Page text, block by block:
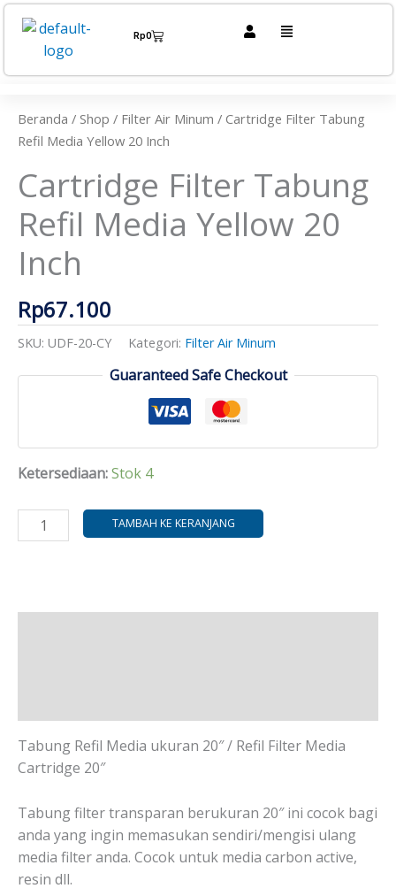
Lewati
konten
Rp0Cart Menu
Beranda / Shop / Filter Air Minum / Cartridge Filter Tabung
Refil Media Yellow 20 Inch
Cartridge Filter Tabung
Refil Media Yellow 20
Inch
Rp67.100
SKU: UDF-20-CY Kategori: Filter Air Minum
Guaranteed Safe Checkout
Ketersediaan:Stok 4
Filter
Tabung
Media
Yellow
20
TAMBAH KE KERANJANG
Tabung Refil Media ukuran 20″ / Refil Filter Media
Cartridge 20″
Tabung filter transparan berukuran 20″ ini cocok bagi
anda yang ingin memasukan sendiri/mengisi ulang
media filter anda. Cocok untuk media carbon active,
resin dll.